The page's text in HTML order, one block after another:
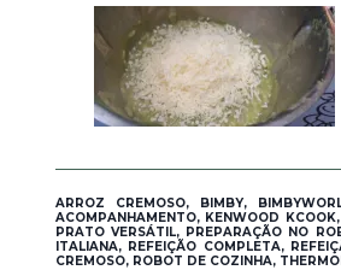
ARROZ CREMOSO, BIMBY,
ACOMPANHAMENTO, KENWOOD
PRATO VERSÁTIL, PREPARAÇÃO NO
ITALIANA, REFEIÇÃO COMPLETA,
CREMOSO, ROBOT DE COZINHA,